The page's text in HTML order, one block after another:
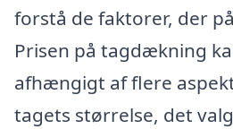
forstå de faktorer, der
Prisen på tagdækning
afhængigt af flere
tagets størrelse, det